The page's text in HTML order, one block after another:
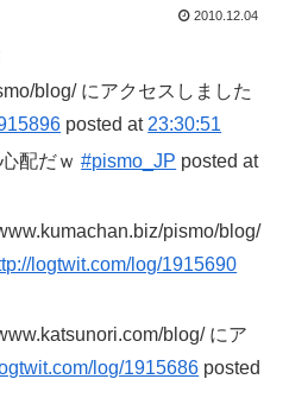
2010.12.04
blog/ にアクセスしました
posted at 23:30:51
配だｗ#pismo_JP posted at
pismo/blog/
logtwit.com/log/1915690
blog/ にア
log/1915686 posted